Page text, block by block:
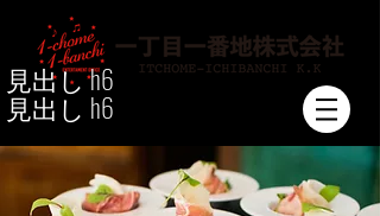
見出し h6
見出し h6